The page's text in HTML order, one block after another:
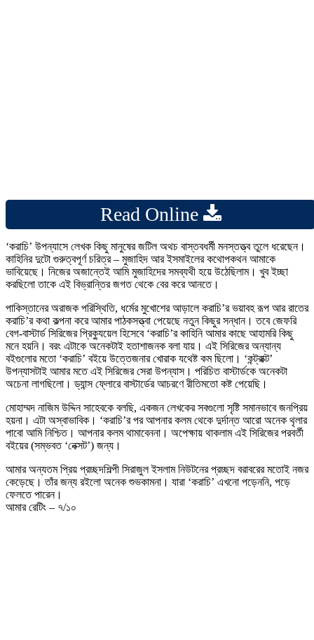
Read Online
‘করাচি’ উপন্যাসে লেখক কিছু মানুষের জটিল অথচ বাস্তবধর্মী মনস্তত্ত্ব তুলে ধরেছেন।
কাহিনির দুটো গুরুত্বপূর্ণ চরিত্র – মুজাহিদ আর ইসমাইলের কথোপকথন আমাকে
ভাবিয়েছে। নিজের অজান্তেই আমি মুজাহিদের সমব্যথী হয়ে উঠেছিলাম। খুব ইচ্ছা
করছিলো তাকে এই বিভ্রান্তির জগত থেকে বের করে আনতে।
পাকিস্তানের অরাজক পরিস্থিতি, ধর্মের মুখোশের আড়ালে করাচি’র ভয়াবহ রূপ আর রাতের
করাচি’র কথা কল্পনা করে আমার পাঠকসত্ত্বা পেয়েছে নতুন কিছুর সন্ধান। তবে জেফরি
বেগ-বাস্টার্ড সিরিজের প্রিক্যুয়েল হিসেবে ‘করাচি’র কাহিনি আমার কাছে আহামরি কিছু
মনে হয়নি। বরং এটাকে অনেকটাই হতাশাজনক বলা যায়। এই সিরিজের অন্যান্য
বইগুলোর মতো ‘করাচি’ বইয়ে উত্তেজনার খোরাক যথেষ্ট কম ছিলো। ‘কন্ট্রাক্ট’
উপন্যাসটাই আমার মতে এই সিরিজের সেরা উপন্যাস। পরিচিত বাস্টার্ডকে অনেকটা
অচেনা লাগছিলো। ড্যান্স ফ্লোরে বাস্টার্ডের আচরণে রীতিমতো কষ্ট পেয়েছি।
মোহাম্মদ নাজিম উদ্দিন সাহেবকে বলছি, একজন লেখকের সবগুলো সৃষ্টি সমানভাবে জনপ্রিয়
হয়না। এটা অস্বাভাবিক। ‘করাচি’র পর আপনার কলম থেকে দুর্দান্ত আরো অনেক থৃলার
পাবো আমি নিশ্চিত। আপনার কলম থামাবেননা। অপেক্ষায় থাকলাম এই সিরিজের পরবর্তী
বইয়ের (সম্ভবত ‘নেক্সট’) জন্য।
আমার অন্যতম প্রিয় প্রচ্ছদশিল্পী সিরাজুল ইসলাম নিউটনের প্রচ্ছদ বরাবরের মতোই নজর
কেড়েছে। তাঁর জন্য রইলো অনেক শুভকামনা। যারা ‘করাচি’ এখনো পড়েননি, পড়ে
ফেলতে পারেন।
আমার রেটিং – ৭/১০